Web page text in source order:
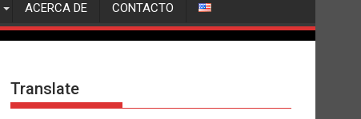
ACERCA DE CONTACTO
Translate